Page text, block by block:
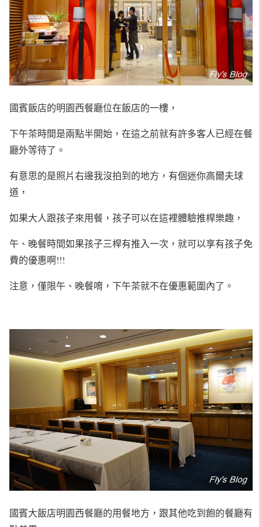
國賓飯店的明園西餐廳位在飯店的一樓，
下午茶時間是兩點半開始，在這之前就有許多客人已經在餐
廳外等待了。
有意思的是照片右邊我沒拍到的地方，有個迷你高爾夫球
道，
如果大人跟孩子來用餐，孩子可以在這裡體驗推桿樂趣，
午、晚餐時間如果孩子三桿有推入一次，就可以享有孩子免
費的優惠啊!!!
注意，僅限午、晚餐唷，下午茶就不在優惠範圍內了。
國賓大飯店明園西餐廳的用餐地方，跟其他吃到飽的餐廳有